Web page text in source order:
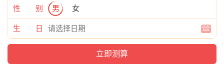
性 别 男 女
生 日